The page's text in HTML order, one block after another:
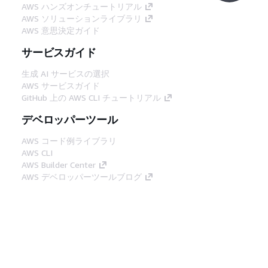
AWS ハンズオンチュートリアル
AWS ソリューションライブラリ
AWS 意思決定ガイド
サービスガイド
生成 AI サービスの選択
AWS サービスガイド
GitHub 上の AWS CLI チュートリアル
デベロッパーツール
AWS コード例ライブラリ
AWS CLI
AWS Builder Center
AWS デベロッパーツールブログ